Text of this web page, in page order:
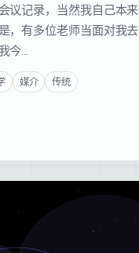
议记录，当然我自己本
，有多位老师当面对我
今…
媒介 传统